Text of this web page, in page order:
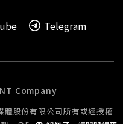
Telegram
Company
體股份有限公司所有或經授權